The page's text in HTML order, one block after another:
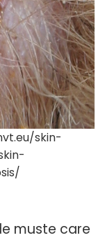
skin-
muste care